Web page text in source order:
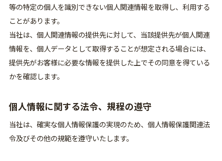
等の特定の個人を識別できない個人関連情報を取得し、利用する
ことがあります。
当社は、個人関連情報の提供先に対して、当該提供先が個人関連
情報を、個人データとして取得することが想定される場合には、
提供先がお客様に必要な情報を提供した上でその同意を得ている
かを確認します。
個人情報に関する法令、規程の遵守
当社は、確実な個人情報保護の実現のため、個人情報保護関連法
令及びその他の規範を遵守いたします。